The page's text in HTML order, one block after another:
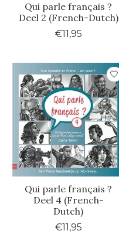
Qui parle français ?
Deel 2 (French-Dutch)
€11,95
Qui parle français ?
Deel 4 (French-
Dutch)
€11,95